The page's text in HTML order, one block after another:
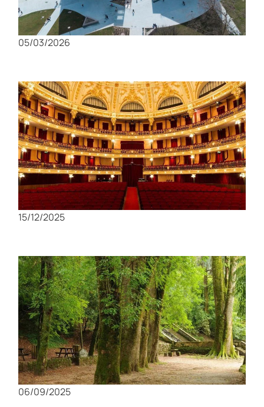
Los lugares más hermosos de Santander:
¡Tienes que verlos con tus propios ojos!
05/03/2026
Theatro Circo: El corazón cultural y artístico
de Braga
15/12/2025
Coimbra: El Paraíso para los Amantes del
Senderismo
06/09/2025